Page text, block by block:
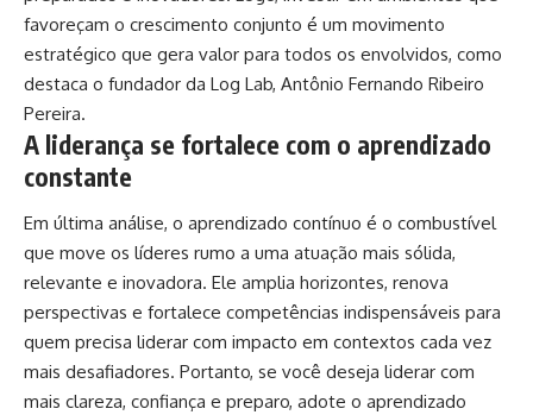
favoreçam o crescimento conjunto é um movimento
estratégico que gera valor para todos os envolvidos, como
destaca o fundador da Log Lab, Antônio Fernando Ribeiro
Pereira.
A liderança se fortalece com o aprendizado
constante
Em última análise, o aprendizado contínuo é o combustível
que move os líderes rumo a uma atuação mais sólida,
relevante e inovadora. Ele amplia horizontes, renova
perspectivas e fortalece competências indispensáveis para
quem precisa liderar com impacto em contextos cada vez
mais desafiadores. Portanto, se você deseja liderar com
mais clareza, confiança e preparo, adote o aprendizado